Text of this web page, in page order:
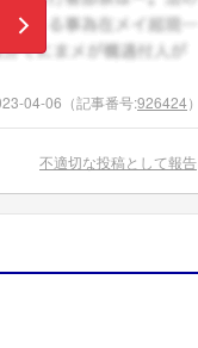
04-06 （記事番号:926424）
不適切な投稿として報告